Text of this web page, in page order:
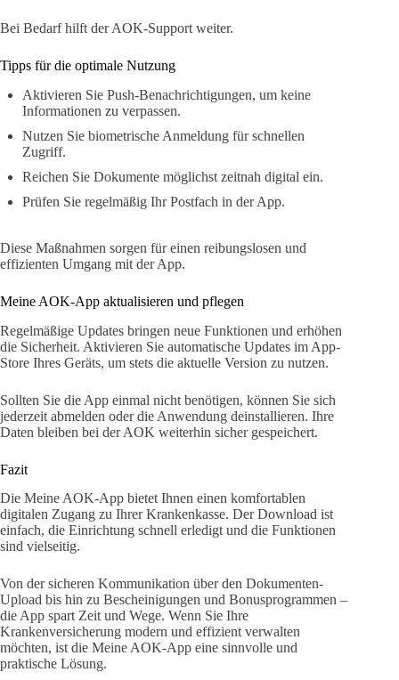
Bei Bedarf hilft der AOK-Support weiter.
Tipps für die optimale Nutzung
Aktivieren Sie Push-Benachrichtigungen, um keine
Informationen zu verpassen.
Nutzen Sie biometrische Anmeldung für schnellen
Zugriff.
Reichen Sie Dokumente möglichst zeitnah digital ein.
Prüfen Sie regelmäßig Ihr Postfach in der App.
Diese Maßnahmen sorgen für einen reibungslosen und
effizienten Umgang mit der App.
Meine AOK-App aktualisieren und pflegen
Regelmäßige Updates bringen neue Funktionen und erhöhen
die Sicherheit. Aktivieren Sie automatische Updates im App-
Store Ihres Geräts, um stets die aktuelle Version zu nutzen.
Sollten Sie die App einmal nicht benötigen, können Sie sich
jederzeit abmelden oder die Anwendung deinstallieren. Ihre
Daten bleiben bei der AOK weiterhin sicher gespeichert.
Fazit
Die Meine AOK-App bietet Ihnen einen komfortablen
digitalen Zugang zu Ihrer Krankenkasse. Der Download ist
einfach, die Einrichtung schnell erledigt und die Funktionen
sind vielseitig.
Von der sicheren Kommunikation über den Dokumenten-
Upload bis hin zu Bescheinigungen und Bonusprogrammen –
die App spart Zeit und Wege. Wenn Sie Ihre
Krankenversicherung modern und effizient verwalten
möchten, ist die Meine AOK-App eine sinnvolle und
praktische Lösung.